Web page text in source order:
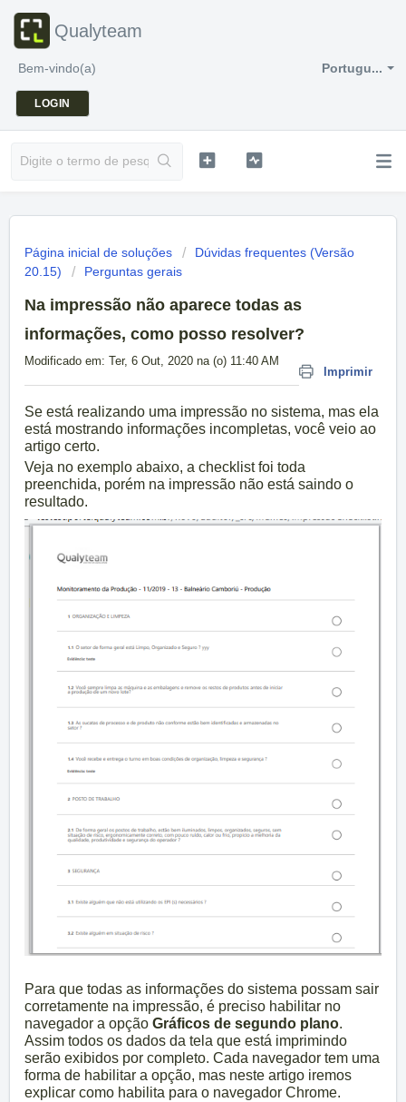
Qualyteam
Portugu...
Bem-vindo(a)
LOGIN
Página inicial de soluções
Dúvidas frequentes (Versão
20.15)
Perguntas gerais
Na impressão não aparece todas as
informações, como posso resolver?
Imprimir
Modificado em: Ter, 6 Out, 2020 na (o) 11:40 AM
Se está realizando uma impressão no sistema, mas ela
está mostrando informações incompletas, você veio ao
artigo certo.
Veja no exemplo abaixo, a checklist foi toda
preenchida, porém na impressão não está saindo o
resultado.
Para que todas as informações do sistema possam sair
corretamente na impressão, é preciso habilitar no
navegador a opção Gráficos de segundo plano.
Assim todos os dados da tela que está imprimindo
serão exibidos por completo. Cada navegador tem uma
forma de habilitar a opção, mas neste artigo iremos
explicar como habilita para o navegador Chrome.